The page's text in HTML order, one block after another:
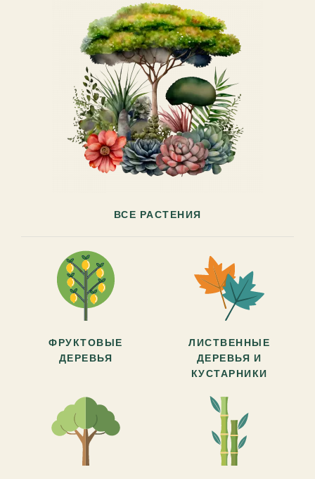
ВСЕ РАСТЕНИЯ
ФРУКТОВЫЕ
ДЕРЕВЬЯ
ЛИСТВЕННЫЕ
ДЕРЕВЬЯ И
КУСТАРНИКИ